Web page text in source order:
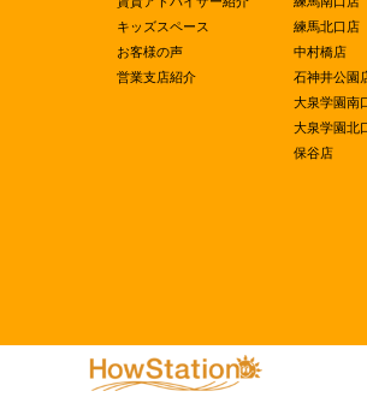
キッズスペース
お客様の声
営業支店紹介
練馬北口店
中村橋店
石神井公園
大泉学園南
大泉学園北
保谷店